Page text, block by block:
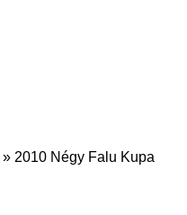
» 2010 Négy Falu Kupa